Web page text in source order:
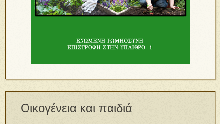
Οικογένεια και παιδιά